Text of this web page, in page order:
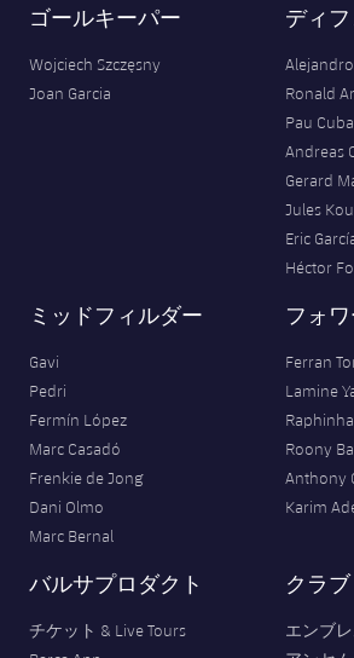
ゴールキーパー
Wojciech Szczęsny
Joan Garcia
ディ
Ronald
Pau
Andreas
Gerard
Jules
Eric
Héctor
ミッドフィルダー
Gavi
Pedri
Fermín López
Marc Casadó
Frenkie de Jong
Dani Olmo
Marc Bernal
フォ
Ferran
Lamine
Raphinha
Roony
Anthony
Karim
バルサプロダクト
チケット & Live Tours
クラブ
エンブ